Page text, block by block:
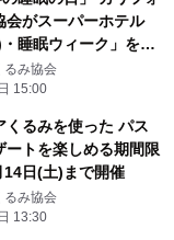
会がスーパーホテル
・睡眠ウィーク」を応
るみ協会
15:00
くるみを使った パス
ートを楽しめる期間限
日(土)まで開催
るみ協会
13:30